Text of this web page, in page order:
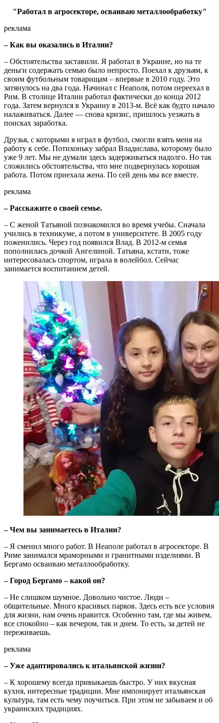
"Работал в агросекторе, осваиваю металлообработку"
реклама
– Как вы оказались в Италии?
– Обстоятельства заставили. Я работал в Украине, но на те
деньги содержать семью было непросто. Поехал к друзьям, к
своим футбольным товарищам – впервые в 2010 году. Это
затянулось на два года. Начинал с Неаполя, потом переехал в
Рим. В столице Италии работал фактически до конца 2012
года. Затем вернулся в Украину в 2013-м. Всё как будто начало
налаживаться. Далее — снова кризис, пришлось уезжать в
поисках заработка.
Друзья, с которыми я играл в футбол, смогли взять меня на
работу к себе. Потихоньку забрал Владислава, которому было
уже 9 лет. Мы не думали здесь задерживаться надолго. Но так
сложились обстоятельства, что мне подвернулась хорошая
работа. Потом приехала жена. По сей день мы все вместе.
реклама
– Расскажите о своей семье.
– С женой Татьяной познакомился во время учебы. Сначала
учились в техникуме, а потом в университете. В 2005 году
поженились. Через год появился Влад. В 2012-м семья
пополнилась дочкой Ангелиной. Татьяна, кстати, тоже
интересовалась спортом, играла в волейбол. Сейчас
занимается воспитанием детей.
– Чем вы занимаетесь в Италии?
– Я сменил много работ. В Неаполе работал в агросекторе. В
Риме занимался мраморными и гранитными изделиями. В
Бергамо осваиваю металлообработку.
– Город Бергамо – какой он?
– Не слишком шумное. Довольно чистое. Люди –
общительные. Много красивых парков. Здесь есть все условия
для жизни, нам очень нравится. Особенно там, где мы живем,
все спокойно – как вечером, так и днем. То есть, за детей не
переживаешь.
реклама
– Уже адаптировались к итальянской жизни?
– К хорошему всегда привыкаешь быстро. У них вкусная
кухня, интересные традиции. Мне импонирует итальянская
культура, там есть чему поучиться. При этом не забываем и об
украинских традициях.